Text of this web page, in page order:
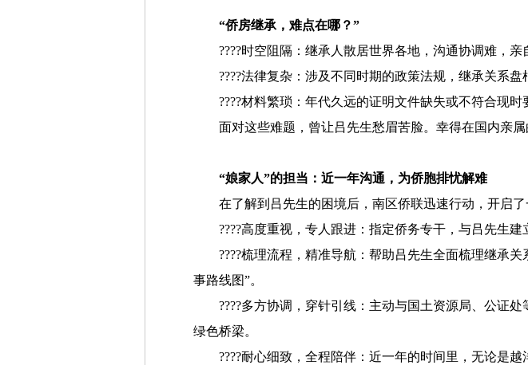
“侨房继承，难点在哪？”
????时空阻隔：继承人散居世界各地，沟通协调难，亲
????法律复杂：涉及不同时期的政策法规，继承关系盘
????材料繁琐：年代久远的证明文件缺失或不符合现时
面对这些难题，曾让吕先生愁眉苦脸。幸得在国内亲
“娘家人”的担当：近一年沟通，为侨胞排忧解难
在了解到吕先生的困境后，南区侨联迅速行动，开启了
????高度重视，专人跟进：指定侨务专干，与吕先生建
????梳理流程，精准导航：帮助吕先生全面梳理继承
事路线图”。
????多方协调，穿针引线：主动与国土资源局、公证
绿色桥梁。
????耐心细致，全程陪伴：近一年的时间里，无论是